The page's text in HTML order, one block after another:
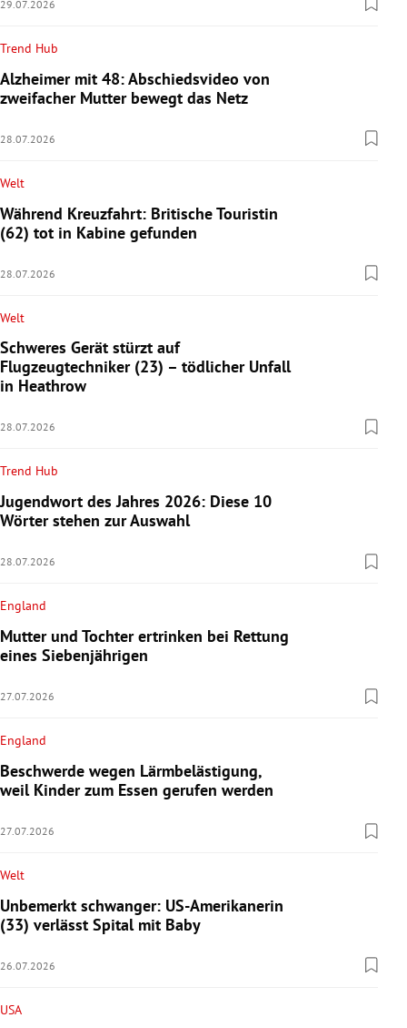
29.07.2026
Trend Hub
Alzheimer mit 48: Abschiedsvideo von
zweifacher Mutter bewegt das Netz
28.07.2026
Welt
Während Kreuzfahrt: Britische Touristin
(62) tot in Kabine gefunden
28.07.2026
Welt
Schweres Gerät stürzt auf
Flugzeugtechniker (23) – tödlicher Unfall
in Heathrow
28.07.2026
Trend Hub
Jugendwort des Jahres 2026: Diese 10
Wörter stehen zur Auswahl
28.07.2026
England
Mutter und Tochter ertrinken bei Rettung
eines Siebenjährigen
27.07.2026
England
Beschwerde wegen Lärmbelästigung,
weil Kinder zum Essen gerufen werden
27.07.2026
Welt
Unbemerkt schwanger: US-Amerikanerin
(33) verlässt Spital mit Baby
26.07.2026
USA